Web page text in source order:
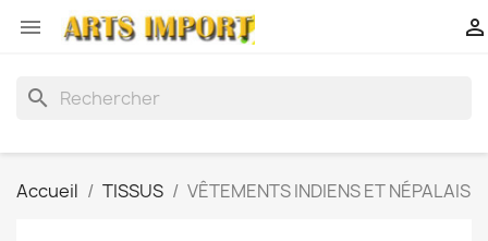
 
search
Accueil TISSUS VÊTEMENTS INDIENS ET NÉPALAIS